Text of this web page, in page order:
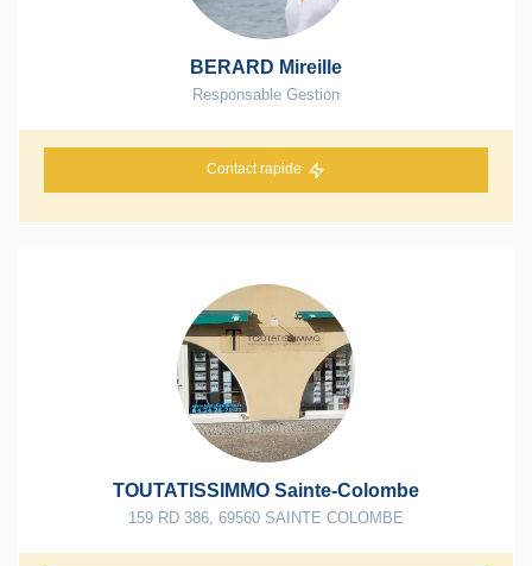
BERARD Mireille
Responsable Gestion
Contact rapide
TOUTATISSIMMO Sainte-Colombe
159 RD 386 69560 SAINTE COLOMBE